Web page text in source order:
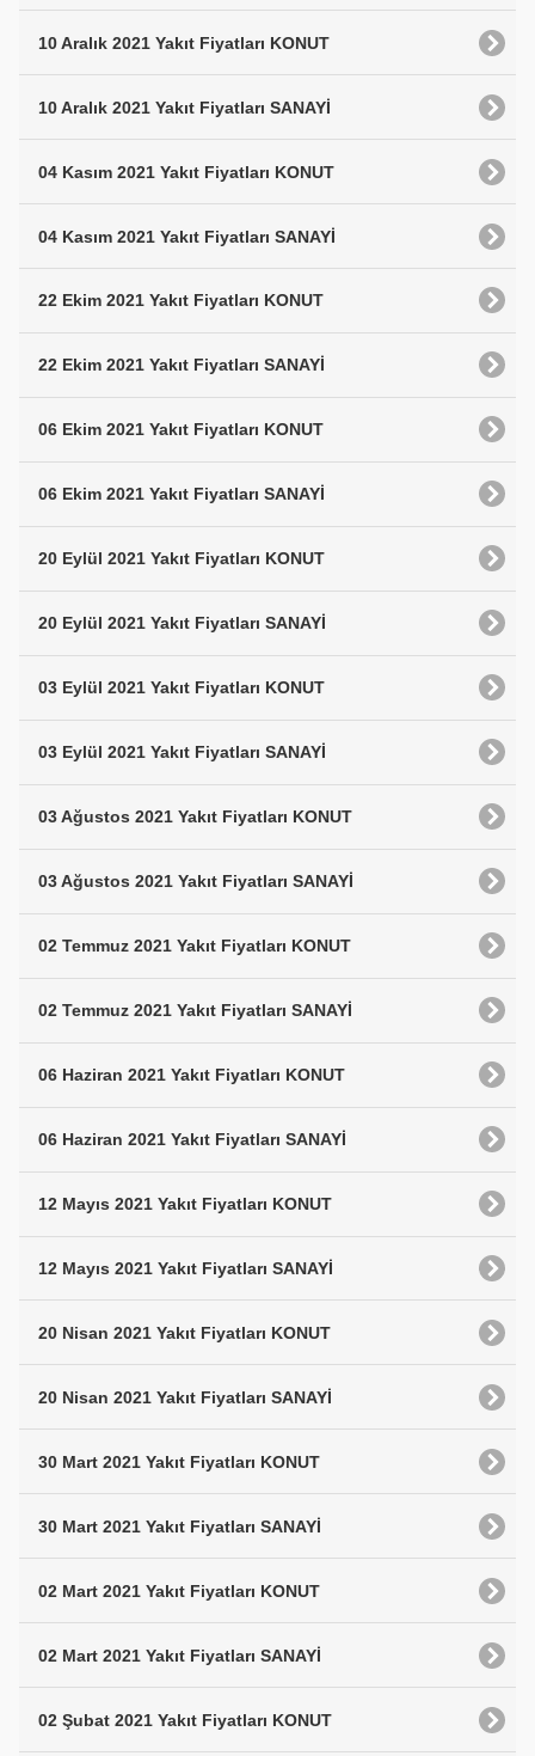
10 Aralık 2021 Yakıt Fiyatları KONUT
10 Aralık 2021 Yakıt Fiyatları SANAYİ
04 Kasım 2021 Yakıt Fiyatları KONUT
04 Kasım 2021 Yakıt Fiyatları SANAYİ
22 Ekim 2021 Yakıt Fiyatları KONUT
22 Ekim 2021 Yakıt Fiyatları SANAYİ
06 Ekim 2021 Yakıt Fiyatları KONUT
06 Ekim 2021 Yakıt Fiyatları SANAYİ
20 Eylül 2021 Yakıt Fiyatları KONUT
20 Eylül 2021 Yakıt Fiyatları SANAYİ
03 Eylül 2021 Yakıt Fiyatları KONUT
03 Eylül 2021 Yakıt Fiyatları SANAYİ
03 Ağustos 2021 Yakıt Fiyatları KONUT
03 Ağustos 2021 Yakıt Fiyatları SANAYİ
02 Temmuz 2021 Yakıt Fiyatları KONUT
02 Temmuz 2021 Yakıt Fiyatları SANAYİ
06 Haziran 2021 Yakıt Fiyatları KONUT
06 Haziran 2021 Yakıt Fiyatları SANAYİ
12 Mayıs 2021 Yakıt Fiyatları KONUT
12 Mayıs 2021 Yakıt Fiyatları SANAYİ
20 Nisan 2021 Yakıt Fiyatları KONUT
20 Nisan 2021 Yakıt Fiyatları SANAYİ
30 Mart 2021 Yakıt Fiyatları KONUT
30 Mart 2021 Yakıt Fiyatları SANAYİ
02 Mart 2021 Yakıt Fiyatları KONUT
02 Mart 2021 Yakıt Fiyatları SANAYİ
02 Şubat 2021 Yakıt Fiyatları KONUT